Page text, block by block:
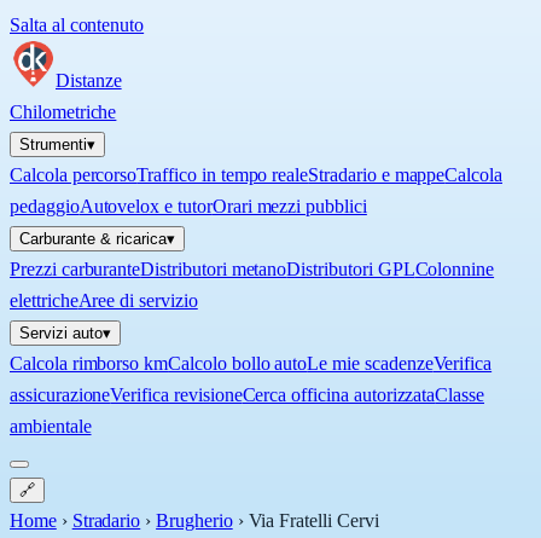
Salta al contenuto
Distanze
Chilometriche
Strumenti▾
Calcola percorsoTraffico in tempo realeStradario e mappeCalcola
pedaggioAutovelox e tutorOrari mezzi pubblici
Carburante & ricarica▾
Prezzi carburanteDistributori metanoDistributori GPLColonnine
elettricheAree di servizio
Servizi auto▾
Calcola rimborso kmCalcolo bollo autoLe mie scadenzeVerifica
assicurazioneVerifica revisioneCerca officina autorizzataClasse
ambientale
🔗
Home › Stradario › Brugherio › Via Fratelli Cervi